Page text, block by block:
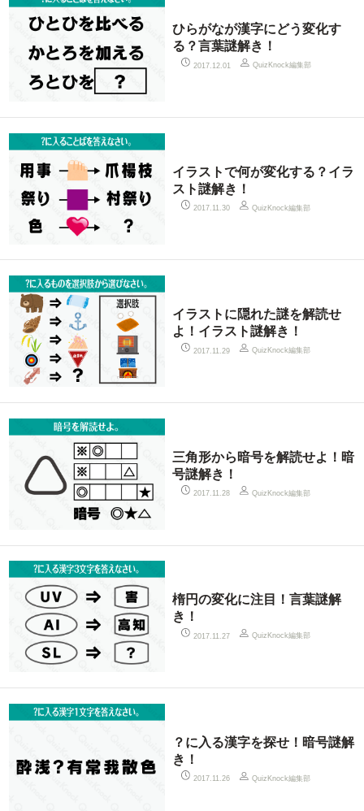
ひらがなが漢字にどう変化す
る？言葉謎解き！
2017.12.01 QuizKnock編集部
イラストで何が変化する？イラ
スト謎解き！
2017.11.30 QuizKnock編集部
イラストに隠れた謎を解読せ
よ！イラスト謎解き！
2017.11.29 QuizKnock編集部
三角形から暗号を解読せよ！暗
号謎解き！
2017.11.28 QuizKnock編集部
楕円の変化に注目！言葉謎解
き！
2017.11.27 QuizKnock編集部
？に入る漢字を探せ！暗号謎解
き！
2017.11.26 QuizKnock編集部